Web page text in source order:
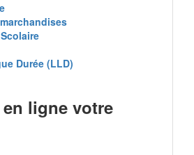
Durée (LLD)
en ligne votre